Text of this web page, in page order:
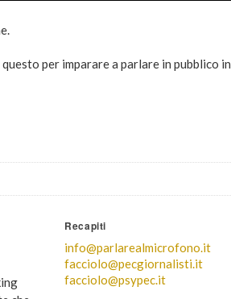
per imparare a parlare in pubblico in
Recapiti
info@parlarealmicrofono.it
facciolo@pecgiornalisti.it
facciolo@psypec.it